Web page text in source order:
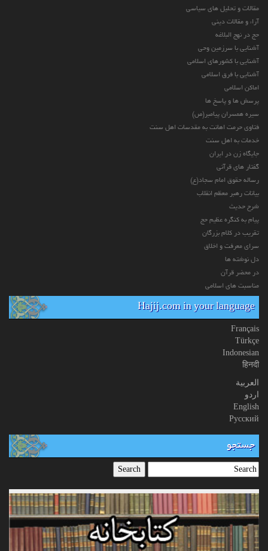
مقالات و تحلیل های سیاسی
آراء و مقالات دینی
حج در نهج البلاغه
آشنایی با سرزمین وحی
آشنایی با کشورهای اسلامی
آشنایی با فرق اسلامی
اماکن اسلامی
پرسش ها و پاسخ ها
سیره همسران پیامبر(ص)
فتاوی حرمت اهانت به مقدسات اهل سنت
خدمات به اهل سنت
جایگاه زن در ایران
گفتار های قرآنی
رساله حقوق امام سجاد(ع)
بیانات رهبر معظم انقلاب
شرح حدیث
پیام به کنگره عظیم حج
تقریب در کلام بزرگان
سرای معرفت و اخلاق
دل نوشته ها
در محضر قرآن
مناسبت های اسلامی
Hajij.com in your language
Français
Türkçe
Indonesian
हिनदी
العربیة
اردو
English
Русский
جستجو